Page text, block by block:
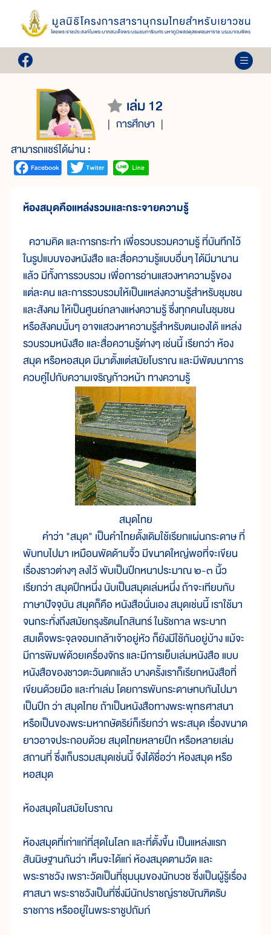
เล่ม 12
การศึกษา
สามารถแชร์ได้ผ่าน :
ห้องสมุดคือแหล่งรวมและกระจายความรู้
ความคิด และการกระทำ เพื่อรวบรวมความรู้ ที่บันทึกไว้
ในรูปแบบของหนังสือ และสื่อความรู้แบบอื่นๆ ได้มีมานาน
แล้ว มีทั้งการรวบรวม เพื่อการอ่านแสวงหาความรู้ของ
แต่ละคน และการรวบรวมให้เป็นแหล่งความรู้สำหรับชุมชน
และสังคม ให้เป็นศูนย์กลางแห่งความรู้ ซึ่งทุกคนในชุมชน
หรือสังคมนั้นๆ อาจแสวงหาความรู้สำหรับตนเองได้ แหล่ง
รวบรวมหนังสือ และสื่อความรู้ต่างๆ เช่นนี้ เรียกว่า ห้อง
สมุด หรือหอสมุด มีมาตั้งแต่สมัยโบราณ และมีพัฒนาการ
ควบคู่ไปกับความเจริญก้าวหน้า ทางความรู้
สมุดไทย
คำว่า "สมุด" เป็นคำไทยดั้งเดิมใช้เรียกแผ่นกระดาษ ที่
พับทบไปมา เหมือนพัดด้ามจิ้ว มีขนาดใหญ่พอที่จะเขียน
เรื่องราวต่างๆ ลงไว้ พับเป็นปึกหนาประมาณ ๒-๓ นิ้ว
เรียกว่า สมุดปึกหนึ่ง นับเป็นสมุดเล่มหนึ่ง ถ้าจะเทียบกับ
ภาษาปัจจุบัน สมุดก็คือ หนังสือนั่นเอง สมุดเช่นนี้ เราใช้มา
จนกระทั่งถึงสมัยกรุงรัตนโกสินทร์ ในรัชกาล พระบาท
สมเด็จพระจุลจอมเกล้าเจ้าอยู่หัว ก็ยังมีใช้กันอยู่บ้าง แม้จะ
มีการพิมพ์ด้วยเครื่องจักร และมีการเย็บเล่มหนังสือ แบบ
หนังสือของชาวตะวันตกแล้ว บางครั้งเราก็เรียกหนังสือที่
เขียนด้วยมือ และทำเล่ม โดยการพับกระดาษทบกันไปมา
เป็นปึก ว่า สมุดไทย ถ้าเป็นหนังสือทางพระพุทธศาสนา
หรือเป็นของพระมหากษัตริย์ก็เรียกว่า พระสมุด เรื่องขนาด
ยาวอาจประกอบด้วย สมุดไทยหลายปึก หรือหลายเล่ม
สถานที่ ซึ่งเก็บรวมสมุดเช่นนี้ จึงได้ชื่อว่า ห้องสมุด หรือ
หอสมุด
ห้องสมุดในสมัยโบราณ
ห้องสมุดที่เก่าแก่ที่สุดในโลก และที่ตั้งขึ้น เป็นแหล่งแรก
สันนิษฐานกันว่า เห็นจะได้แก่ ห้องสมุดตามวัด และ
พระราชวัง เพราะวัดเป็นที่ชุมนุมของนักบวช ซึ่งเป็นผู้รู้เรื่อง
ศาสนา พระราชวังเป็นที่ซึ่งมีนักปราชญ์ราชบัณฑิตรับ
ราชการ หรืออยู่ในพระราชูปถัมภ์